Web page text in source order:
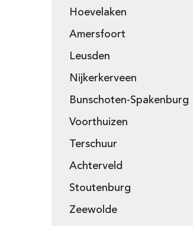
Hoevelaken
Amersfoort
Leusden
Nijkerkerveen
Bunschoten-Spakenburg
Voorthuizen
Terschuur
Achterveld
Stoutenburg
Zeewolde